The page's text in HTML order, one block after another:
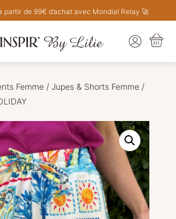
partir de 99€ d’achat avec Mondial Relay 🚀
Femme/ Jupes & Shorts Femme/